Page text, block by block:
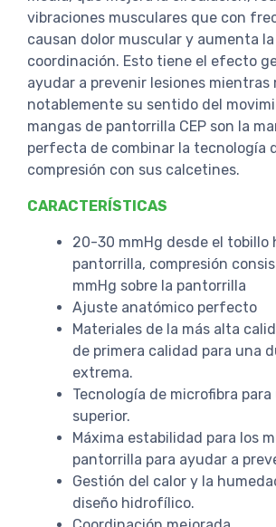
vibraciones musculares que con
causan dolor muscular y aumenta la
coordinación. Esto tiene el efecto
ayudar a prevenir lesiones mientras
notablemente su sentido del
mangas de pantorrilla CEP son la
perfecta de combinar la tecnología
compresión con sus calcetines.
CARACTERÍSTICAS
20-30 mmHg desde el tobillo
pantorrilla, compresión
mmHg sobre la pantorrilla
Ajuste anatómico perfecto
Materiales de la más alta
de primera calidad para una
extrema.
Tecnología de microfibra
superior.
Máxima estabilidad para los
pantorrilla para ayudar a
Gestión del calor y la
diseño hidrofílico.